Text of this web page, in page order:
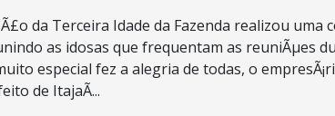
da Terceira Idade da Fazenda realizou uma
as idosas que frequentam as reuniÃµes
especial fez a alegria de todas, o
de ItajaÃ­...